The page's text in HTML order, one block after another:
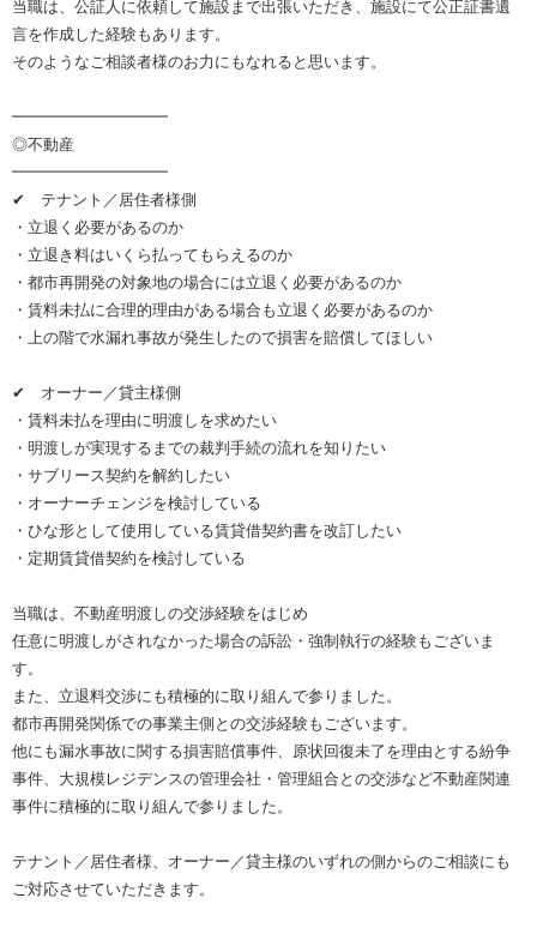
当職は、公証人に依頼して施設まで出張いただき、施設にて公正証書遺
言を作成した経験もあります。
そのようなご相談者様のお力にもなれると思います。
━━━━━━━━━━
◎不動産
━━━━━━━━━━
✔ テナント／居住者様側
・立退く必要があるのか
・立退き料はいくら払ってもらえるのか
・都市再開発の対象地の場合には立退く必要があるのか
・賃料未払に合理的理由がある場合も立退く必要があるのか
・上の階で水漏れ事故が発生したので損害を賠償してほしい
✔ オーナー／貸主様側
・賃料未払を理由に明渡しを求めたい
・明渡しが実現するまでの裁判手続の流れを知りたい
・サブリース契約を解約したい
・オーナーチェンジを検討している
・ひな形として使用している賃貸借契約書を改訂したい
・定期賃貸借契約を検討している
当職は、不動産明渡しの交渉経験をはじめ
任意に明渡しがされなかった場合の訴訟・強制執行の経験もございま
す。
また、立退料交渉にも積極的に取り組んで参りました。
都市再開発関係での事業主側との交渉経験もございます。
他にも漏水事故に関する損害賠償事件、原状回復未了を理由とする紛争
事件、大規模レジデンスの管理会社・管理組合との交渉など不動産関連
事件に積極的に取り組んで参りました。
テナント／居住者様、オーナー／貸主様のいずれの側からのご相談にも
ご対応させていただきます。